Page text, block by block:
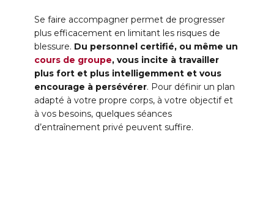
Se faire accompagner permet de progresser
plus efficacement en limitant les risques de
blessure. Du personnel certifié, ou même un
cours de groupe, vous incite à travailler
plus fort et plus intelligemment et vous
encourage à persévérer. Pour définir un plan
adapté à votre propre corps, à votre objectif et
à vos besoins, quelques séances
d’entraînement privé peuvent suffire.